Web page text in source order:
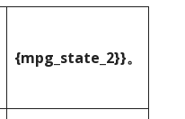
{mpg_state_2}}。